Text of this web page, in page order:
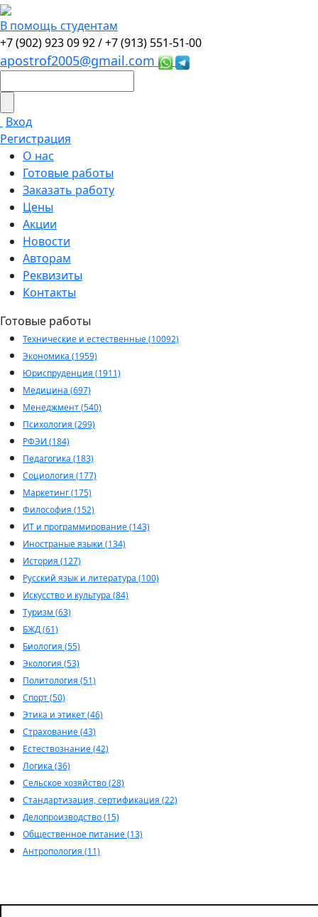
В помощь студентам
+7 (902) 923 09 92 /+7 (913) 551-51-00
apostrof2005@gmail.com
Вход
Регистрация
О нас
Готовые работы
Заказать работу
Цены
Акции
Новости
Авторам
Реквизиты
Контакты
Готовые работы
Технические и естественные (10092)
Экономика (1959)
Юриспруденция (1911)
Медицина (697)
Менеджмент (540)
Психология (299)
РФЭИ (184)
Педагогика (183)
Социология (177)
Маркетинг (175)
Философия (152)
ИТ и программирование (143)
Иностраные языки (134)
История (127)
Русский язык и литература (100)
Искусство и культура (84)
Туризм (63)
БЖД (61)
Биология (55)
Экология (53)
Политология (51)
Спорт (50)
Этика и этикет (46)
Страхование (43)
Естествознание (42)
Логика (36)
Сельское хозяйство (28)
Стандартизация, сертификация (22)
Делопроизводство (15)
Общественное питание (13)
Антропология (11)